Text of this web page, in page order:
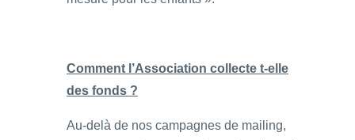
Comment l’Association collecte t-elle
des fonds ?
Au-delà de nos campagnes de mailing,